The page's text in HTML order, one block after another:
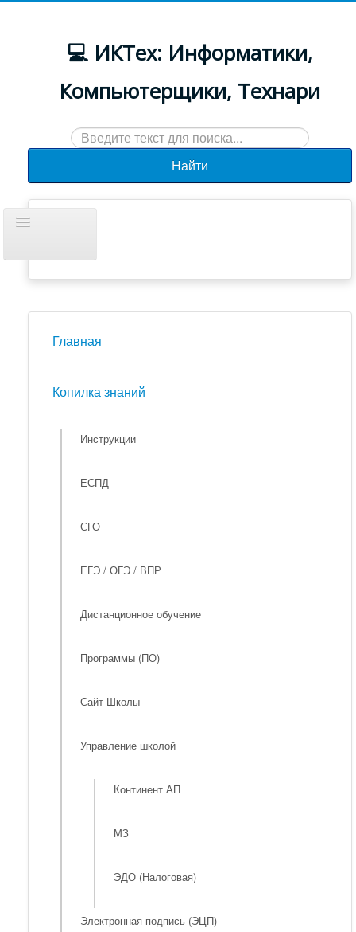
💻 ИКТех: Информатики,
Компьютерщики, Технари
Искать...
Найти
навигацию
Новости
Главная
Копилка знаний
Инструкции
ЕСПД
СГО
ЕГЭ / ОГЭ / ВПР
Дистанционное обучение
Программы (ПО)
Сайт Школы
Управление школой
Континент АП
МЗ
ЭДО (Налоговая)
Электронная подпись (ЭЦП)